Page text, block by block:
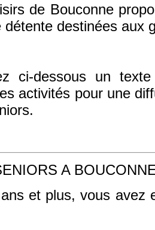
de Bouconne
détente destinées aux
ci-dessous un
activités pour une
A
et plus, vous avez